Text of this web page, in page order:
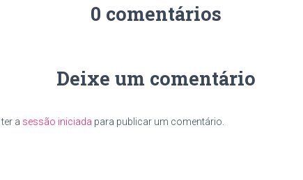
0 comentários
Deixe um comentário
a sessão iniciada para publicar um comentário.